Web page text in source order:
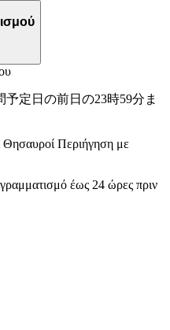
定日の前日の23時59分ま
Θησαυροί Περιήγηση με
έως 24 ώρες πριν